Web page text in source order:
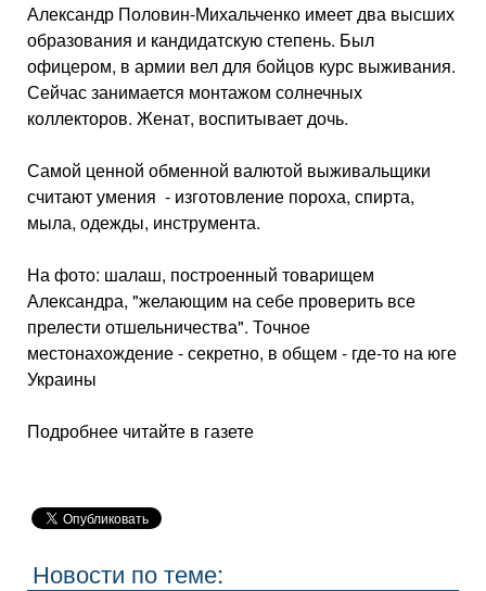
Александр Половин-Михальченко имеет два высших
образования и кандидатскую степень. Был
офицером, в армии вел для бойцов курс выживания.
Сейчас занимается монтажом солнечных
коллекторов. Женат, воспитывает дочь.
Самой ценной обменной валютой выживальщики
считают умения - изготовление пороха, спирта,
мыла, одежды, инструмента.
На фото: шалаш, построенный товарищем
Александра, "желающим на себе проверить все
прелести отшельничества". Точное
местонахождение - секретно, в общем - где-то на юге
Украины
Подробнее читайте в газете
Новости по теме: